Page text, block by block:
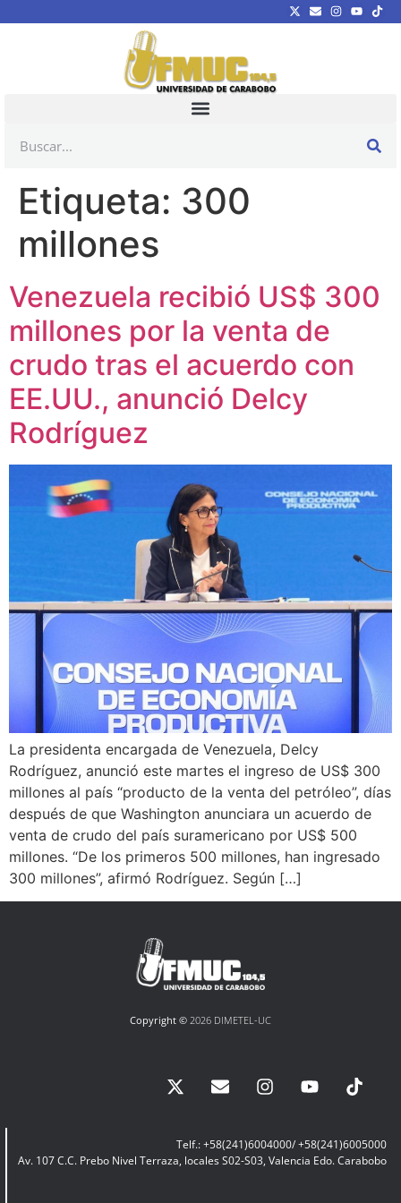
Etiqueta: 300
millones
Venezuela recibió US$ 300
millones por la venta de
crudo tras el acuerdo con
EE.UU., anunció Delcy
Rodríguez
La presidenta encargada de Venezuela, Delcy
Rodríguez, anunció este martes el ingreso de US$ 300
millones al país “producto de la venta del petróleo”, días
después de que Washington anunciara un acuerdo de
venta de crudo del país suramericano por US$ 500
millones. “De los primeros 500 millones, han ingresado
300 millones”, afirmó Rodríguez. Según […]
Copyright © 2026 DIMETEL-UC
Telf.: +58(241)6004000/ +58(241)6005000
Av. 107 C.C. Prebo Nivel Terraza, locales S02-S03, Valencia Edo. Carabobo